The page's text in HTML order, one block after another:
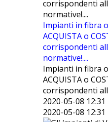
Impianti in fibra
ACQUISTA o
corrispondenti
normative!....
Impianti in fibra
ACQUISTA o
corrispondenti
2020-05-08 12:31
2020-05-08 12:31